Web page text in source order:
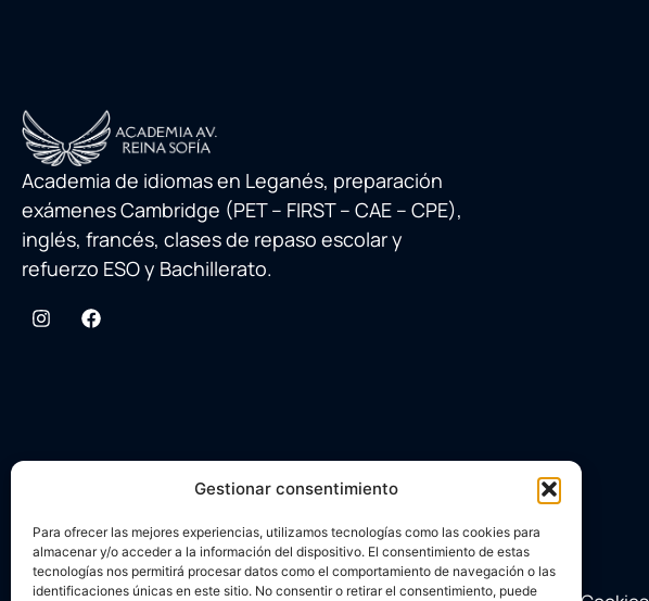
Gestionar consentimiento
Para ofrecer las mejores experiencias, utilizamos tecnologías como las cookies para
almacenar y/o acceder a la información del dispositivo. El consentimiento de estas
tecnologías nos permitirá procesar datos como el comportamiento de navegación o las
identificaciones únicas en este sitio. No consentir o retirar el consentimiento, puede
Academia de idiomas en Leganés, preparación
exámenes Cambridge (PET – FIRST – CAE – CPE),
inglés, francés, clases de repaso escolar y
refuerzo ESO y Bachillerato.